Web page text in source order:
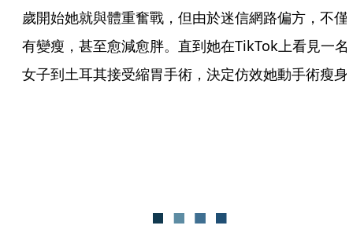
歲開始她就與體重奮戰，但由於迷信網路偏方，不僅
有變瘦，甚至愈減愈胖。直到她在TikTok上看見一名